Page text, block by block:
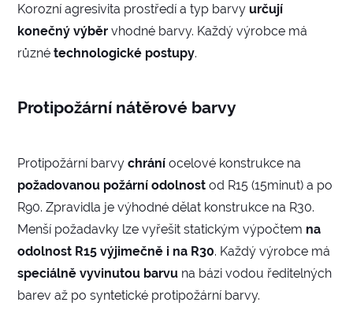
Korozní agresivita prostředí a typ barvy určují
konečný výběr vhodné barvy. Každý výrobce má
různé technologické postupy.
Protipožární nátěrové barvy
Protipožární barvy chrání ocelové konstrukce na
požadovanou požární odolnost od R15 (15minut) a po
R90. Zpravidla je výhodné dělat konstrukce na R30.
Menší požadavky lze vyřešit statickým výpočtem na
odolnost R15 výjimečně i na R30. Každý výrobce má
speciálně vyvinutou barvu na bázi vodou ředitelných
barev až po syntetické protipožární barvy.